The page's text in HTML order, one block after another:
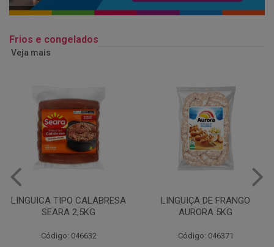
Frios e congelados
Veja mais
LINGUIÇA DE FRANGO
AURORA 5KG
Código: 046371
QUEIJO MUSSARELA
FATIADO PAKAN 200G
Código: 061522